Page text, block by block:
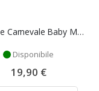
Costume Carnevale Baby Mucca 12/18 Mesi - Guirca
Disponibile
19,90 €